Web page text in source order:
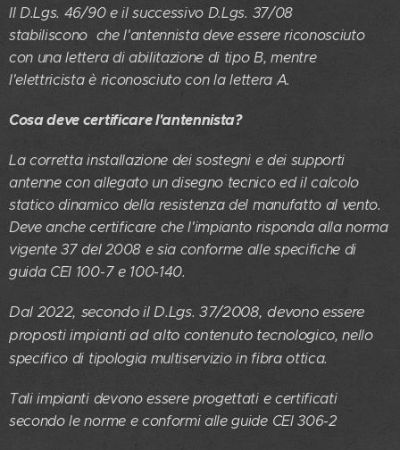
Il D.Lgs. 46/90 e il successivo D.Lgs. 37/08
stabiliscono che l'antennista deve essere riconosciuto
con una lettera di abilitazione di tipo B, mentre
l'elettricista è riconosciuto con la lettera A.
Cosa deve certificare l'antennista?
La corretta installazione dei sostegni e dei supporti
antenne con allegato un disegno tecnico ed il calcolo
statico dinamico della resistenza del manufatto al vento.
Deve anche certificare che l'impianto risponda alla norma
vigente 37 del 2008 e sia conforme alle specifiche di
guida CEI 100-7 e 100-140.
Dal 2022, secondo il D.Lgs. 37/2008, devono essere
proposti impianti ad alto contenuto tecnologico, nello
specifico di tipologia multiservizio in fibra ottica.
Tali impianti devono essere progettati e certificati
secondo le norme e conformi alle guide CEI 306-2